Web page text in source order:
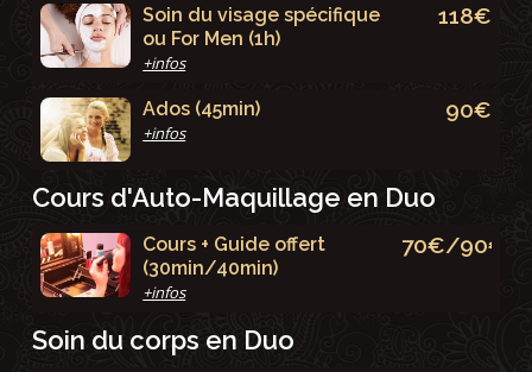
Soin du visage spécifique
ou For Men (1h)
+infos
118€
Ados (45min)
+infos
90€
Cours d'Auto-Maquillage en Duo
Cours + Guide offert
(30min/40min)
+infos
70€/90€
Soin du corps en Duo